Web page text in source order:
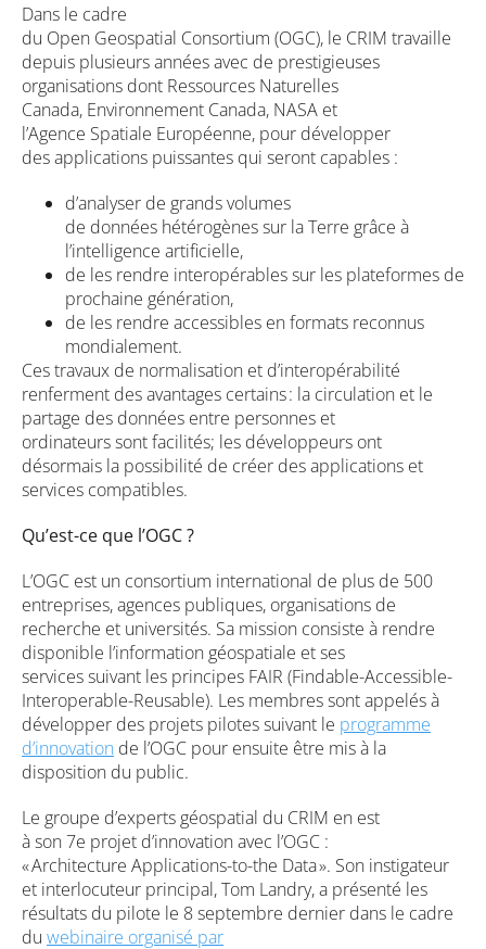
Dans le cadre
du Open Geospatial Consortium (OGC), le CRIM travaille
depuis plusieurs années avec de prestigieuses
organisations dont Ressources Naturelles
Canada, Environnement Canada, NASA et
l’Agence Spatiale Européenne, pour développer
des applications puissantes qui seront capables :
d’analyser de grands volumes
de données hétérogènes sur la Terre grâce à
l’intelligence artificielle,
de les rendre interopérables sur les plateformes de
prochaine génération,
de les rendre accessibles en formats reconnus
mondialement.
Ces travaux de normalisation et d’interopérabilité
renferment des avantages certains : la circulation et le
partage des données entre personnes et
ordinateurs sont facilités; les développeurs ont
désormais la possibilité de créer des applications et
services compatibles.
Qu’est-ce que l’OGC ?
L’OGC est un consortium international de plus de 500
entreprises, agences publiques, organisations de
recherche et universités. Sa mission consiste à rendre
disponible l’information géospatiale et ses
services suivant les principes FAIR (Findable-Accessible-
Interoperable-Reusable). Les membres sont appelés à
développer des projets pilotes suivant le programme
d’innovation de l’OGC pour ensuite être mis à la
disposition du public.
Le groupe d’experts géospatial du CRIM en est
à son 7e projet d’innovation avec l’OGC :
« Architecture Applications-to-the Data ». Son instigateur
et interlocuteur principal, Tom Landry, a présenté les
résultats du pilote le 8 septembre dernier dans le cadre
du webinaire organisé par